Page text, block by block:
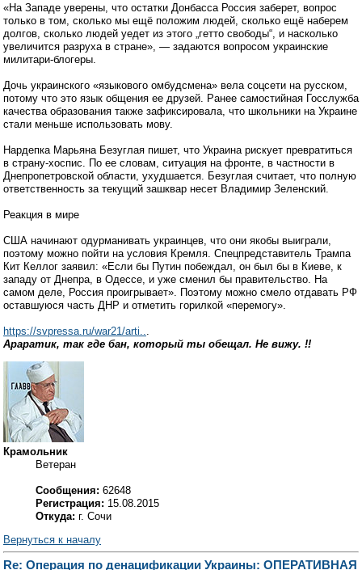
«На Западе уверены, что остатки Донбасса Россия заберет, вопрос
только в том, сколько мы ещё положим людей, сколько ещё наберем
долгов, сколько людей уедет из этого „гетто свободы“, и насколько
увеличится разруха в стране», — задаются вопросом украинские
милитари-блогеры.
Дочь украинского «языкового омбудсмена» вела соцсети на русском,
потому что это язык общения ее друзей. Ранее самостийная Госслужба
качества образования также зафиксировала, что школьники на Украине
стали меньше использовать мову.
Нардепка Марьяна Безуглая пишет, что Украина рискует превратиться
в страну-хоспис. По ее словам, ситуация на фронте, в частности в
Днепропетровской области, ухудшается. Безуглая считает, что полную
ответственность за текущий зашквар несет Владимир Зеленский.
Реакция в мире
США начинают одурманивать украинцев, что они якобы выиграли,
поэтому можно пойти на условия Кремля. Спецпредставитель Трампа
Кит Келлог заявил: «Если бы Путин побеждал, он был бы в Киеве, к
западу от Днепра, в Одессе, и уже сменил бы правительство. На
самом деле, Россия проигрывает». Поэтому можно смело отдавать РФ
оставшуюся часть ДНР и отметить горилкой «перемогу».
https://svpressa.ru/war21/arti..
Араратик, так где бан, который ты обещал. Не вижу. !!
Крамольник
Ветеран
Сообщения: 62648
Регистрация: 15.08.2015
Откуда: г. Сочи
Вернуться к началу
Re: Операция по денацификации Украины: ОПЕРАТИВНАЯ